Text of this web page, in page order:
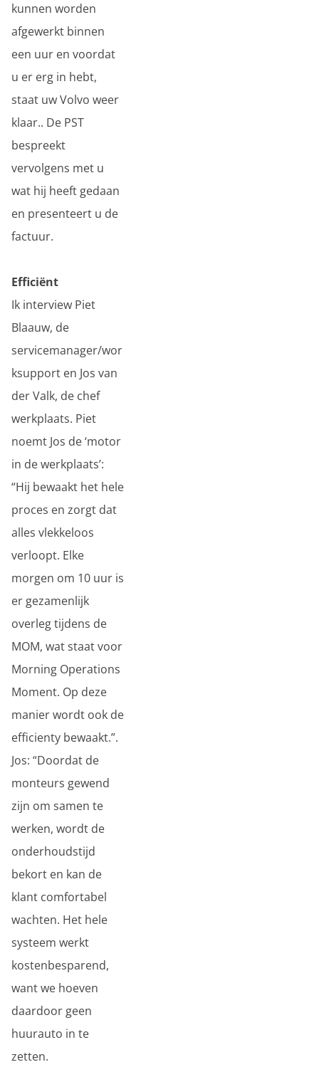
kunnen worden
afgewerkt binnen
een uur en voordat
u er erg in hebt,
staat uw Volvo weer
klaar.. De PST
bespreekt
vervolgens met u
wat hij heeft gedaan
en presenteert u de
factuur.
Efficiënt
Ik interview Piet
Blaauw, de
servicemanager/wor
ksupport en Jos van
der Valk, de chef
werkplaats. Piet
noemt Jos de ‘motor
in de werkplaats’:
“Hij bewaakt het hele
proces en zorgt dat
alles vlekkeloos
verloopt. Elke
morgen om 10 uur is
er gezamenlijk
overleg tijdens de
MOM, wat staat voor
Morning Operations
Moment. Op deze
manier wordt ook de
efficienty bewaakt.”.
Jos: “Doordat de
monteurs gewend
zijn om samen te
werken, wordt de
onderhoudstijd
bekort en kan de
klant comfortabel
wachten. Het hele
systeem werkt
kostenbesparend,
want we hoeven
daardoor geen
huurauto in te
zetten.